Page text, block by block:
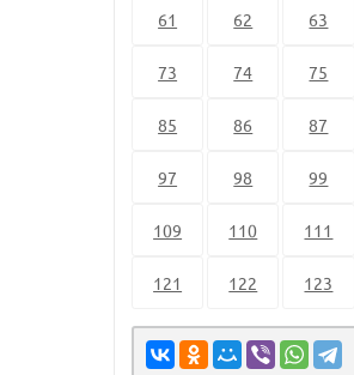
61 62 63
73 74 75
85 86 87
97 98 99
109 110 111
121 122 123